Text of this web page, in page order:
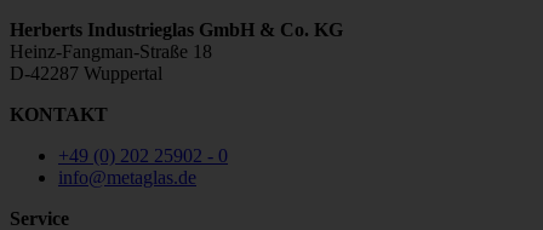
Herberts Industrieglas GmbH & Co. KG
Heinz-Fangman-Straße 18
D-42287 Wuppertal
KONTAKT
+49 (0) 202 25902 - 0
info@metaglas.de
Service